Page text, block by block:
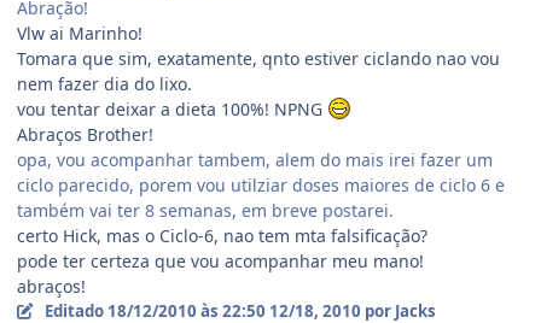
Abração!
Vlw ai Marinho!
Tomara que sim, exatamente, qnto estiver ciclando nao vou
nem fazer dia do lixo.
vou tentar deixar a dieta 100%! NPNG
Abraços Brother!
opa, vou acompanhar tambem, alem do mais irei fazer um
ciclo parecido, porem vou utilziar doses maiores de ciclo 6 e
também vai ter 8 semanas, em breve postarei.
certo Hick, mas o Ciclo-6, nao tem mta falsificação?
pode ter certeza que vou acompanhar meu mano!
abraços!
Editado 18/12/2010 às 22:50 12/18, 2010 por Jacks